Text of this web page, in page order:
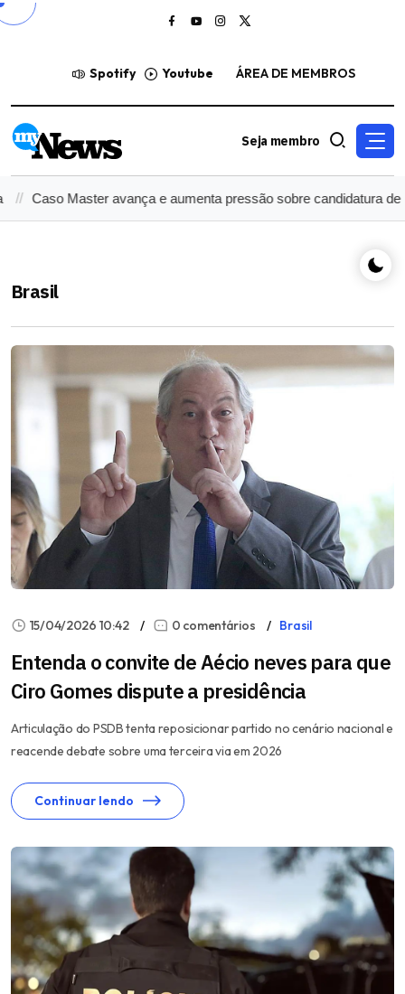
Spotify Youtube ÁREA DE MEMBROS
Seja membro
e aumenta pressão sobre candidatura de Flávio Bolsonaro
Brasil
15/04/2026 10:42 0 comentários Brasil
Entenda o convite de Aécio neves para que
Ciro Gomes dispute a presidência
Articulação do PSDB tenta reposicionar partido no cenário nacional e
reacende debate sobre uma terceira via em 2026
Continuar lendo